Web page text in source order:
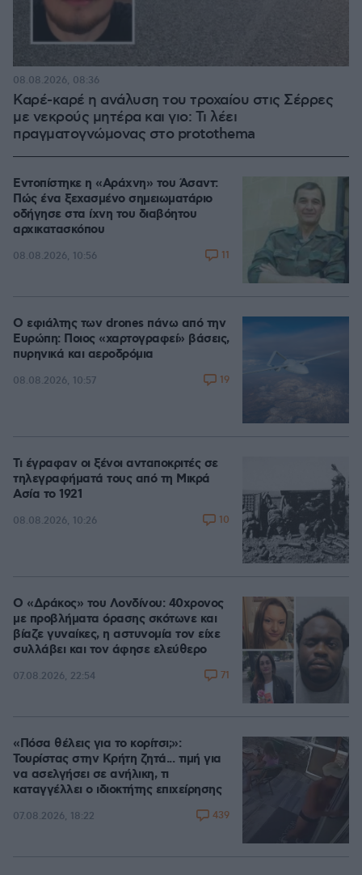
Καρέ-καρέ η ανάλυση του τροχαίου στις Σέρρες
με νεκρούς μητέρα και γιο: Τι λέει
πραγματογνώμονας στο protothema
08.08.2026, 08:36
Εντοπίστηκε η «Αράχνη» του Άσαντ:
Πώς ένα ξεχασμένο σημειωματάριο
οδήγησε στα ίχνη του διαβόητου
αρχικατασκόπου
08.08.2026, 10:56 11
Ο εφιάλτης των drones πάνω από την
Ευρώπη: Ποιος «χαρτογραφεί» βάσεις,
πυρηνικά και αεροδρόμια
08.08.2026, 10:57 19
Τι έγραφαν οι ξένοι ανταποκριτές σε
τηλεγραφήματά τους από τη Μικρά
Ασία το 1921
08.08.2026, 10:26 10
Ο «Δράκος» του Λονδίνου: 40χρονος
με προβλήματα όρασης σκότωνε και
βίαζε γυναίκες, η αστυνομία τον είχε
συλλάβει και τον άφησε ελεύθερο
07.08.2026, 22:54 71
«Πόσα θέλεις για το κορίτσι;»:
Τουρίστας στην Κρήτη ζητά... τιμή για
να ασελγήσει σε ανήλικη, τι
καταγγέλλει ο ιδιοκτήτης επιχείρησης
07.08.2026, 18:22 439